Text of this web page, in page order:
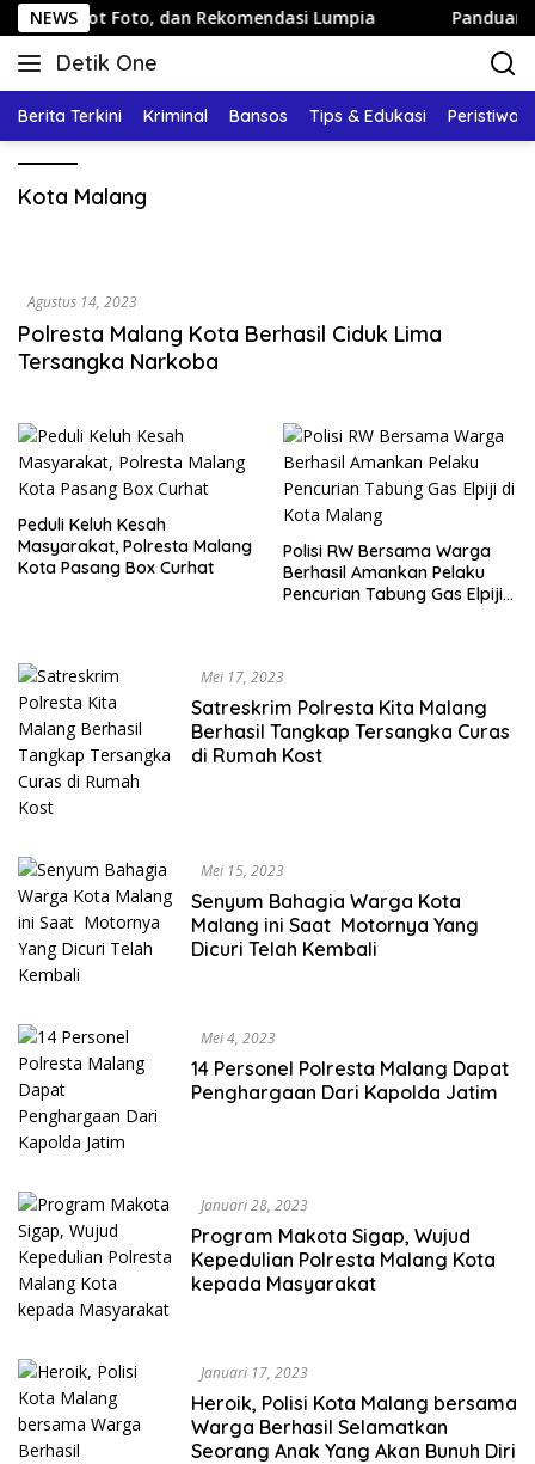
Langsung
ke
konten
NEWS
Spot Foto, dan Rekomendasi Lumpia Panduan
Detik One
Tajam
Fakta
Berita Terkini Kriminal Bansos Tips & Edukasi Peristiwa
Kota Malang
Agustus 14, 2023
Polresta Malang Kota Berhasil Ciduk Lima
Tersangka Narkoba
Peduli Keluh Kesah
Masyarakat, Polresta Malang
Kota Pasang Box Curhat
Polisi RW Bersama Warga
Berhasil Amankan Pelaku
Pencurian Tabung Gas Elpiji
Mei 17, 2023
Satreskrim Polresta Kita Malang
Berhasil Tangkap Tersangka Curas
di Rumah Kost
Mei 15, 2023
Senyum Bahagia Warga Kota
Malang ini Saat Motornya Yang
Dicuri Telah Kembali
Mei 4, 2023
14 Personel Polresta Malang Dapat
Penghargaan Dari Kapolda Jatim
Januari 28, 2023
Program Makota Sigap, Wujud
Kepedulian Polresta Malang Kota
kepada Masyarakat
Januari 17, 2023
Heroik, Polisi Kota Malang bersama
Warga Berhasil Selamatkan
Seorang Anak Yang Akan Bunuh Diri